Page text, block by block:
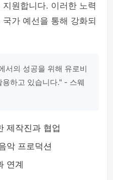
원합니다. 이러한 노력
가 예선을 통해 강화되
서의 성공을 위해 유로비
하고 있습니다." - 스웨
제작진과 협업
악 프로덕션
연계